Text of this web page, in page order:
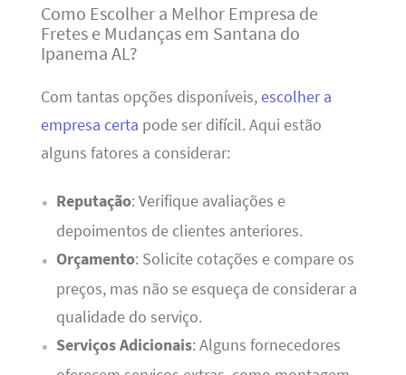
Como Escolher a Melhor Empresa de
Fretes e Mudanças em Santana do
Ipanema AL?
Com tantas opções disponíveis,escolher a
empresa certa pode ser difícil. Aqui estão
alguns fatores a considerar:
Reputação: Verifique avaliações e
depoimentos de clientes anteriores.
Orçamento: Solicite cotações e compare os
preços, mas não se esqueça de considerar a
qualidade do serviço.
Serviços Adicionais: Alguns fornecedores